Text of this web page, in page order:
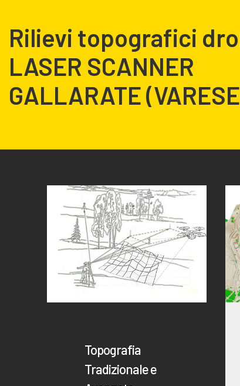
Rilievi topografici
LASER SCANNER
GALLARATE
Topografia
Tradizionale e